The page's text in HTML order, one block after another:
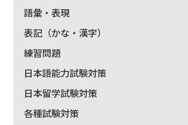
語彙・表現
表記（かな・漢字）
練習問題
日本語能力試験対策
日本留学試験対策
各種試験対策